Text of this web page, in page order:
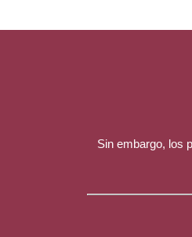
Sin embargo, los